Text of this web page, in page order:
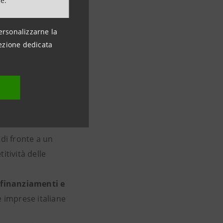
la
dedicata
fronte a un
delle
e
imprese italiane